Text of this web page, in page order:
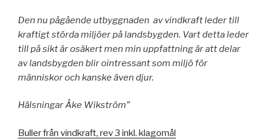
Den nu pågående utbyggnaden av vindkraft leder till
kraftigt störda miljöer på landsbygden. Vart detta leder
till på sikt är osäkert men min uppfattning är att delar
av landsbygden blir ointressant som miljö för
människor och kanske även djur.
Hälsningar Åke Wikström”
Buller från vindkraft, rev 3 inkl. klagomål